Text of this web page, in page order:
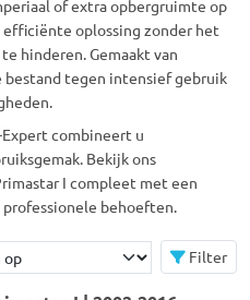
of extra opbergruimte op
efficiënte oplossing zonder het
hinderen. Gemaakt van
bestand tegen intensief gebruik
combineert u
Bekijk ons
I compleet met een
behoeften.
Filter